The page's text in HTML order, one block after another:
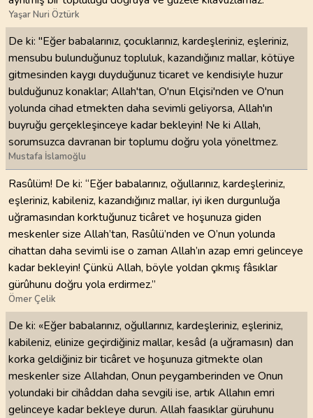
Yaşar Nuri Öztürk
De ki: "Eğer babalarınız, çocuklarınız, kardeşleriniz, eşleriniz,
mensubu bulunduğunuz topluluk, kazandığınız mallar, kötüye
gitmesinden kaygı duyduğunuz ticaret ve kendisiyle huzur
bulduğunuz konaklar; Allah'tan, O'nun Elçisi'nden ve O'nun
yolunda cihad etmekten daha sevimli geliyorsa, Allah'ın
buyruğu gerçekleşinceye kadar bekleyin! Ne ki Allah,
sorumsuzca davranan bir toplumu doğru yola yöneltmez.
Mustafa İslamoğlu
Rasûlüm! De ki: “Eğer babalarınız, oğullarınız, kardeşleriniz,
eşleriniz, kabileniz, kazandığınız mallar, iyi iken durgunluğa
uğramasından korktuğunuz ticâret ve hoşunuza giden
meskenler size Allah’tan, Rasûlü’nden ve O’nun yolunda
cihattan daha sevimli ise o zaman Allah’ın azap emri gelinceye
kadar bekleyin! Çünkü Allah, böyle yoldan çıkmış fâsıklar
gürûhunu doğru yola erdirmez.”
Ömer Çelik
De ki: «Eğer babalarınız, oğullarınız, kardeşleriniz, eşleriniz,
kabileniz, elinize geçirdiğiniz mallar, kesâd (a uğramasın) dan
korka geldiğiniz bir ticâret ve hoşunuza gitmekte olan
meskenler size Allahdan, Onun peygamberinden ve Onun
yolundaki bir cihâddan daha sevgili ise, artık Allahın emri
gelinceye kadar bekleye durun. Allah faasıklar güruhunu